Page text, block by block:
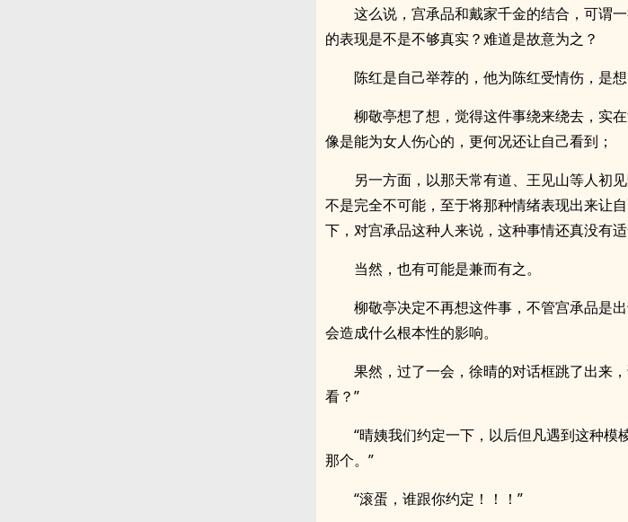
这么说，宫承品和戴家千金的结合，可谓
的表现是不是不够真实？难道是故意为之？
陈红是自己举荐的，他为陈红受情伤，是
柳敬亭想了想，觉得这件事绕来绕去，实
像是能为女人伤心的，更何况还让自己看到；
另一方面，以那天常有道、王见山等人初
不是完全不可能，至于将那种情绪表现出来让
下，对宫承品这种人来说，这种事情还真没有适
当然，也有可能是兼而有之。
柳敬亭决定不再想这件事，不管宫承品是
会造成什么根本性的影响。
果然，过了一会，徐晴的对话框跳了出来
看？”
“晴姨我们约定一下，以后但凡遇到这种
那个。”
“滚蛋，谁跟你约定！！！”